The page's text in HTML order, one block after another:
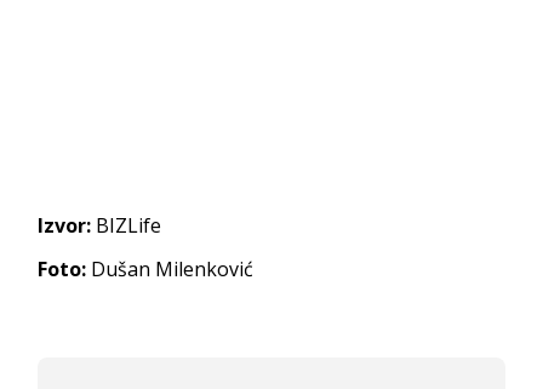
Izvor: BIZLife
Foto: Dušan Milenković